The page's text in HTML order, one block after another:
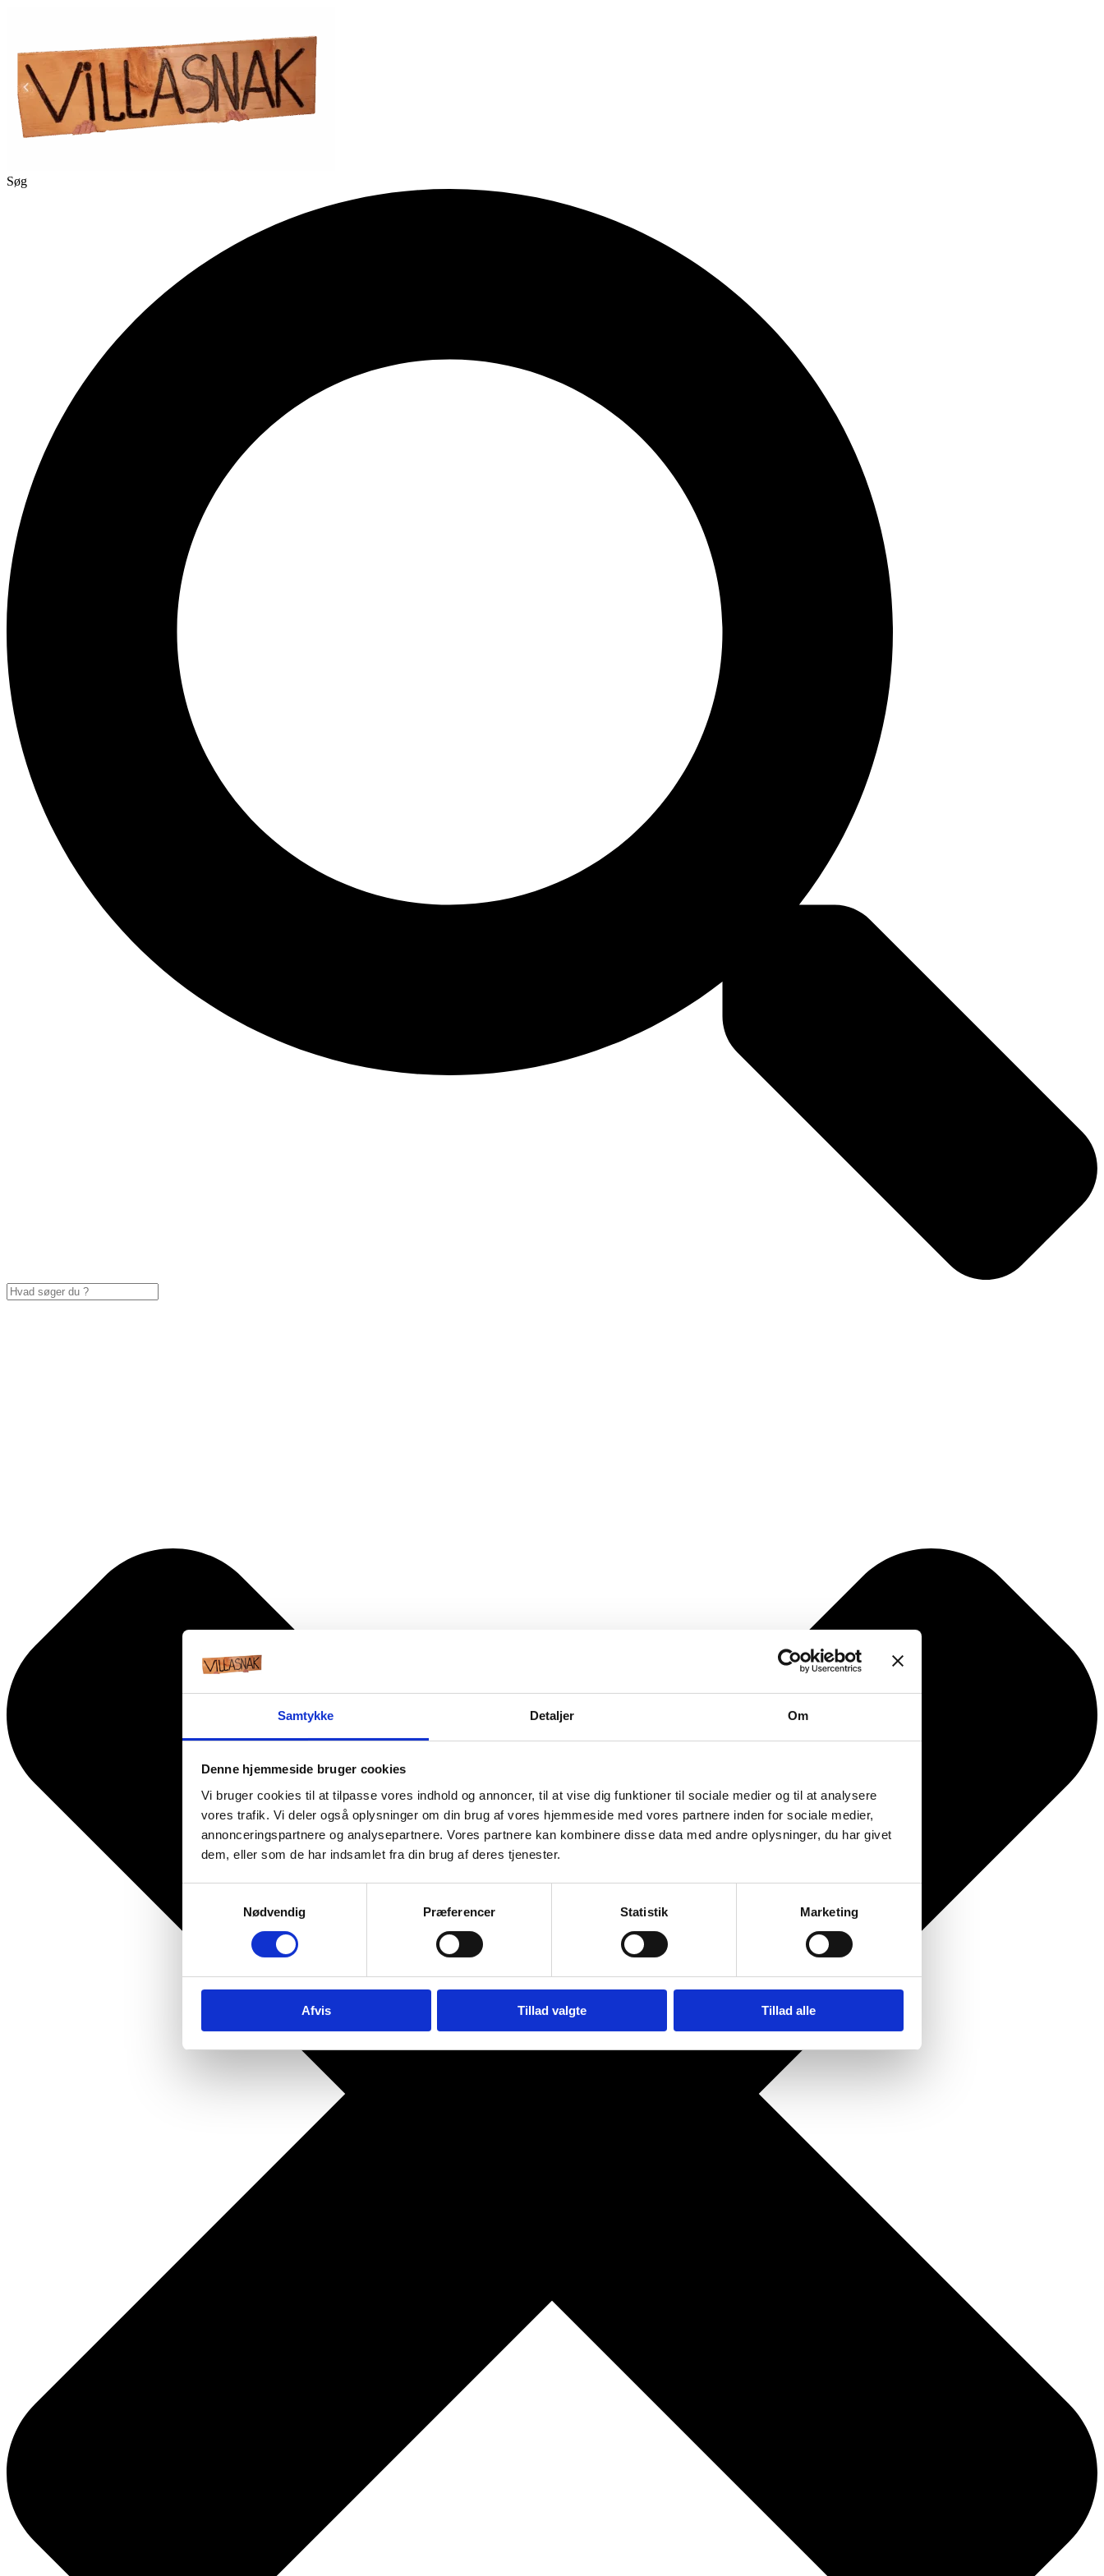
Samtykke Detaljer Om
Denne hjemmeside bruger cookies
Vi bruger cookies til at tilpasse vores indhold og annoncer, til at vise dig funktioner til sociale medier og til at analysere
vores trafik. Vi deler også oplysninger om din brug af vores hjemmeside med vores partnere inden for sociale medier,
annonceringspartnere og analysepartnere. Vores partnere kan kombinere disse data med andre oplysninger, du har givet
dem, eller som de har indsamlet fra din brug af deres tjenester.
Nødvendig
Præferencer Statistik Marketing
Afvis Tillad valgte Tillad alle
Søg